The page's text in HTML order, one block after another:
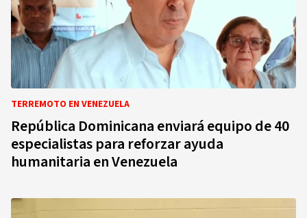
TERREMOTO EN VENEZUELA
República Dominicana enviará equipo de 40
especialistas para reforzar ayuda
humanitaria en Venezuela